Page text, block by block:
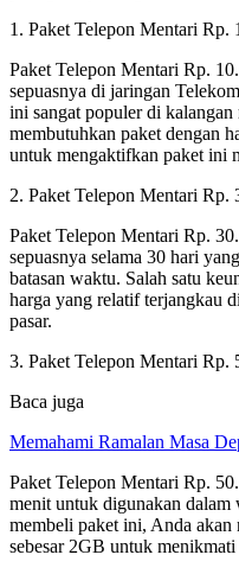
1. Paket Telepon Mentari Rp.
Paket Telepon Mentari Rp.
sepuasnya di jaringan
ini sangat populer di kalangan
membutuhkan paket dengan
untuk mengaktifkan paket ini
2. Paket Telepon Mentari Rp.
Paket Telepon Mentari Rp.
sepuasnya selama 30 hari
batasan waktu. Salah satu
harga yang relatif terjangkau
pasar.
3. Paket Telepon Mentari Rp.
Baca juga
Memahami Ramalan Masa
Paket Telepon Mentari Rp.
menit untuk digunakan
membeli paket ini, Anda akan
sebesar 2GB untuk